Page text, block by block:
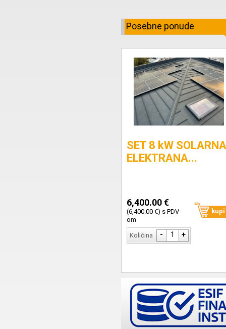
Posebne ponude
SET 8 kW SOLARNA
ELEKTRANA...
6,400.00 €
(6,400.00 €) s PDV-
om
Količina - 1 +
kupi